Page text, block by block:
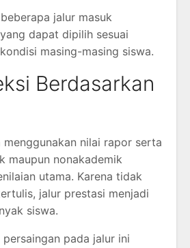
jalur masuk
dapat dipilih sesuai
masing-masing siswa.
Berdasarkan
nilai rapor serta
maupun nonakademik
utama. Karena tidak
jalur prestasi menjadi
siswa.
pada jalur ini